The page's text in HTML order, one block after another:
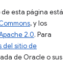
esta página está
, y los
2.0. Para
del sitio de
de Oracle o sus